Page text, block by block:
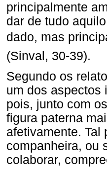
principalmente
dar de tudo
dado, mas
(Sinval, 30-39).
Segundo os
um dos aspectos
pois, junto com
figura paterna
afetivamente. Tal
companheira, ou
colaborar,